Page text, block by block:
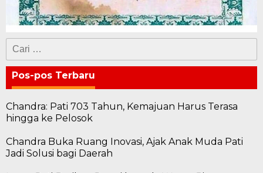
Cari
untuk:
Pos-pos Terbaru
Chandra: Pati 703 Tahun, Kemajuan Harus Terasa
hingga ke Pelosok
Chandra Buka Ruang Inovasi, Ajak Anak Muda Pati
Jadi Solusi bagi Daerah